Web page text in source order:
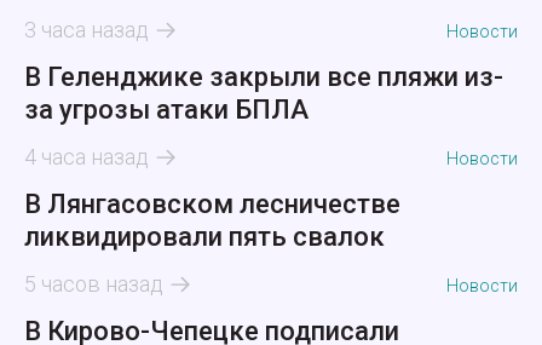
3 часа назад Новости
В Геленджике закрыли все пляжи из-
за угрозы атаки БПЛА
4 часа назад Новости
В Лянгасовском лесничестве
ликвидировали пять свалок
5 часов назад Новости
В Кирово-Чепецке подписали